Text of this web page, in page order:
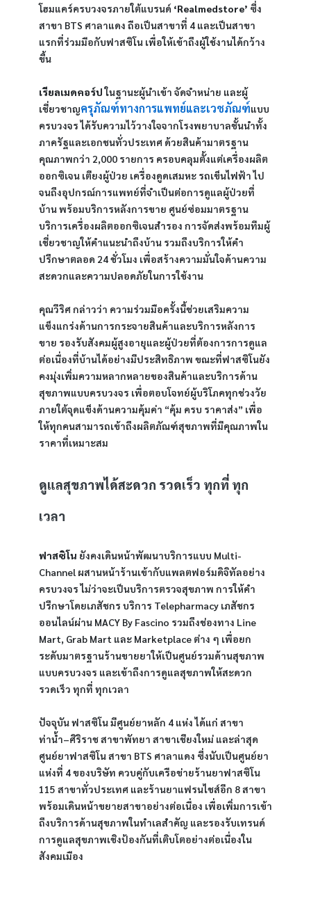
โฮมแคร์ครบวงจรภายใต้แบรนด์ ‘Realmedstore’ ซึ่ง
สาขา BTS ศาลาแดง ถือเป็นสาขาที่ 4 และเป็นสาขา
แรกที่ร่วมมือกับฟาสซิโน เพื่อให้เข้าถึงผู้ใช้งานได้กว้าง
ขึ้น
เรียลเมดคอร์ป ในฐานะผู้นำเข้า จัดจำหน่าย และผู้
เชี่ยวชาญครุภัณฑ์ทางการแพทย์และเวชภัณฑ์แบบ
ครบวงจร ได้รับความไว้วางใจจากโรงพยาบาลชั้นนำทั้ง
ภาครัฐและเอกชนทั่วประเทศ ด้วยสินค้ามาตรฐาน
คุณภาพกว่า 2,000 รายการ ครอบคลุมตั้งแต่เครื่องผลิต
ออกซิเจน เตียงผู้ป่วย เครื่องดูดเสมหะ รถเข็นไฟฟ้า ไป
จนถึงอุปกรณ์การแพทย์ที่จำเป็นต่อการดูแลผู้ป่วยที่
บ้าน พร้อมบริการหลังการขาย ศูนย์ซ่อมมาตรฐาน
บริการเครื่องผลิตออกซิเจนสำรอง การจัดส่งพร้อมทีมผู้
เชี่ยวชาญให้คำแนะนำถึงบ้าน รวมถึงบริการให้คำ
ปรึกษาตลอด 24 ชั่วโมง เพื่อสร้างความมั่นใจด้านความ
สะดวกและความปลอดภัยในการใช้งาน
คุณวีริศ กล่าวว่า ความร่วมมือครั้งนี้ช่วยเสริมความ
แข็งแกร่งด้านการกระจายสินค้าและบริการหลังการ
ขาย รองรับสังคมผู้สูงอายุและผู้ป่วยที่ต้องการการดูแล
ต่อเนื่องที่บ้านได้อย่างมีประสิทธิภาพ ขณะที่ฟาสซิโนยัง
คงมุ่งเพิ่มความหลากหลายของสินค้าและบริการด้าน
สุขภาพแบบครบวงจร เพื่อตอบโจทย์ผู้บริโภคทุกช่วงวัย
ภายใต้จุดแข็งด้านความคุ้มค่า “คุ้ม ครบ ราคาส่ง” เพื่อ
ให้ทุกคนสามารถเข้าถึงผลิตภัณฑ์สุขภาพที่มีคุณภาพใน
ราคาที่เหมาะสม
ดูแลสุขภาพได้สะดวก รวดเร็ว ทุกที่ ทุก
เวลา
ฟาสซิโน ยังคงเดินหน้าพัฒนาบริการแบบ Multi-
Channel ผสานหน้าร้านเข้ากับแพลตฟอร์มดิจิทัลอย่าง
ครบวงจร ไม่ว่าจะเป็นบริการตรวจสุขภาพ การให้คำ
ปรึกษาโดยเภสัชกร บริการ Telepharmacy เภสัชกร
ออนไลน์ผ่าน MACY By Fascino รวมถึงช่องทาง Line
Mart, Grab Mart และ Marketplace ต่าง ๆ เพื่อยก
ระดับมาตรฐานร้านขายยาให้เป็นศูนย์รวมด้านสุขภาพ
แบบครบวงจร และเข้าถึงการดูแลสุขภาพให้สะดวก
รวดเร็ว ทุกที่ ทุกเวลา
ปัจจุบัน ฟาสซิโน มีศูนย์ยาหลัก 4 แห่ง ได้แก่ สาขา
ท่าน้ำ–ศิริราช สาขาพัทยา สาขาเชียงใหม่ และล่าสุด
ศูนย์ยาฟาสซิโน สาขา BTS ศาลาแดง ซึ่งนับเป็นศูนย์ยา
แห่งที่ 4 ของบริษัท ควบคู่กับเครือข่ายร้านยาฟาสซิโน
115 สาขาทั่วประเทศ และร้านยาแฟรนไชส์อีก 8 สาขา
พร้อมเดินหน้าขยายสาขาอย่างต่อเนื่อง เพื่อเพิ่มการเข้า
ถึงบริการด้านสุขภาพในทำเลสำคัญ และรองรับเทรนด์
การดูแลสุขภาพเชิงป้องกันที่เติบโตอย่างต่อเนื่องใน
สังคมเมือง